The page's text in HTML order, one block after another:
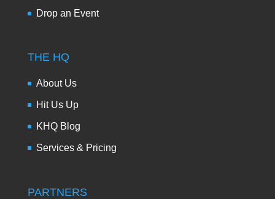
Drop an Event
THE HQ
About Us
Hit Us Up
KHQ Blog
Services & Pricing
PARTNERS